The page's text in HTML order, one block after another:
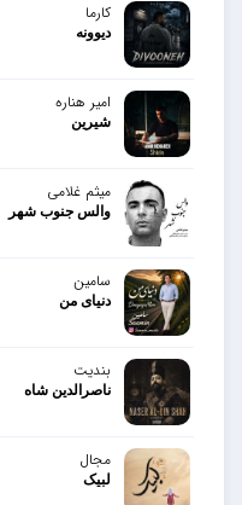
کارما
دیوونه
امیر هناره
شیرین
میثم غلامی
والس جنوب شهر
سامین
دنیای من
بندیت
ناصرالدین شاه
مجال
لبیک